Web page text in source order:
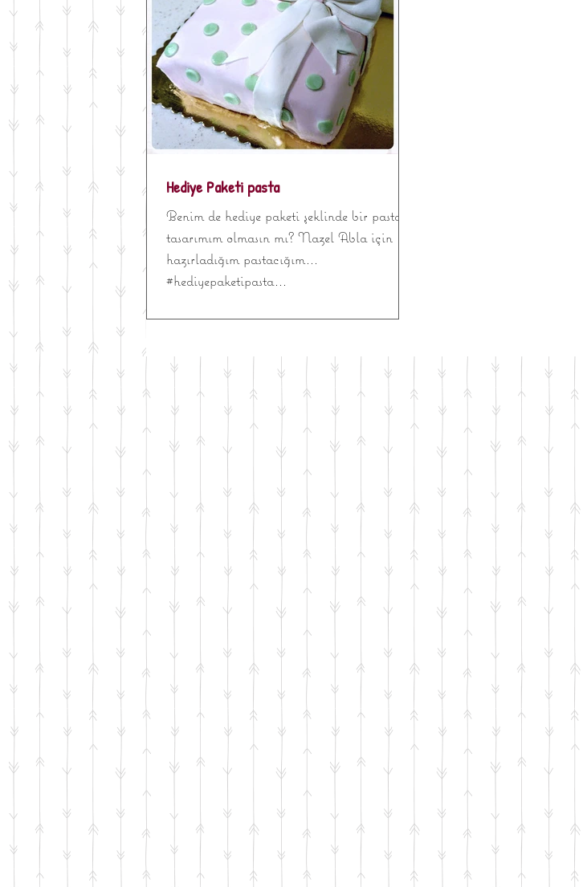
Hediye Paketi pasta
Benim de hediye paketi şeklinde bir pasta
tasarımım olmasın mı? Nazel Abla için
hazırladığım pastacığım...
#hediyepaketipasta...